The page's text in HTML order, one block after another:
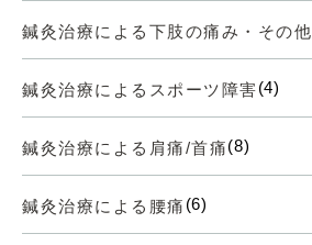
鍼灸治療による下肢の痛み・その他
鍼灸治療によるスポーツ障害(4)
鍼灸治療による肩痛/首痛(8)
鍼灸治療による腰痛 (6)